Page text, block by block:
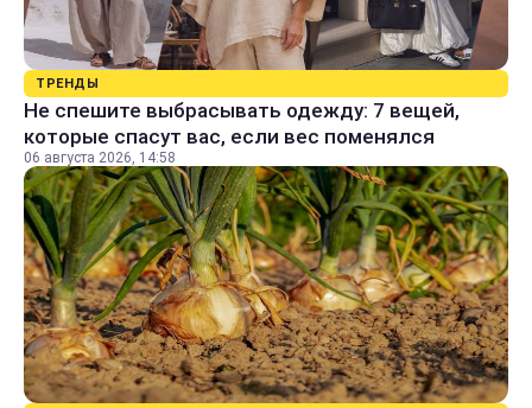
ТРЕНДЫ
Не спешите выбрасывать одежду: 7 вещей,
которые спасут вас, если вес поменялся
06 августа 2026, 14:58